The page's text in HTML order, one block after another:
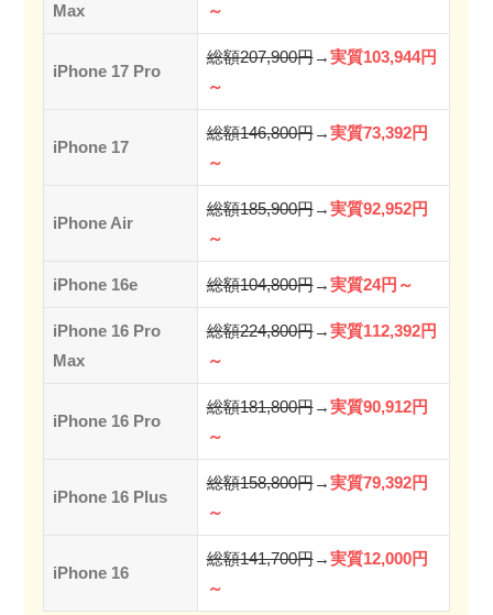
Max
～
iPhone 17 Pro
総額207,900円→実質103,944円
～
iPhone 17
総額146,800円→実質73,392円
～
iPhone Air
総額185,900円→実質92,952円
～
iPhone 16e 総額104,800円→実質24円～
iPhone 16 Pro
Max
総額224,800円→実質112,392円
～
iPhone 16 Pro
総額181,800円→実質90,912円
～
iPhone 16 Plus
総額158,800円→実質79,392円
～
iPhone 16
総額141,700円→実質12,000円
～